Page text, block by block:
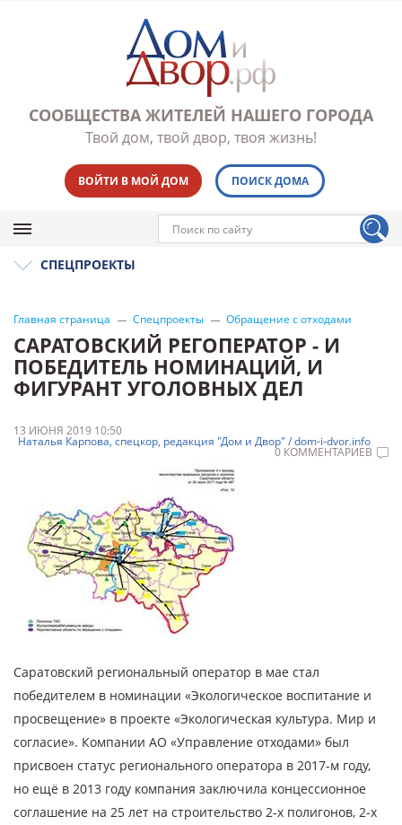
СООБЩЕСТВА ЖИТЕЛЕЙ НАШЕГО ГОРОДА
Твой дом, твой двор, твоя жизнь!
ВОЙТИ В МОЙ ДОМ ПОИСК ДОМА
СПЕЦПРОЕКТЫ
Главная страница Спецпроекты Обращение с отходами
САРАТОВСКИЙ РЕГОПЕРАТОР - И
ПОБЕДИТЕЛЬ НОМИНАЦИЙ, И
ФИГУРАНТ УГОЛОВНЫХ ДЕЛ
13 ИЮНЯ 2019 10:50
Наталья Карпова, спецкор, редакция "Дом и Двор" / dom-i-dvor.info
0 КОММЕНТАРИЕВ
Саратовский региональный оператор в мае стал
победителем в номинации «Экологическое воспитание и
просвещение» в проекте «Экологическая культура. Мир и
согласие». Компании АО «Управление отходами» был
присвоен статус регионального оператора в 2017-м году,
но ещё в 2013 году компания заключила концессионное
соглашение на 25 лет на строительство 2-х полигонов, 2-х